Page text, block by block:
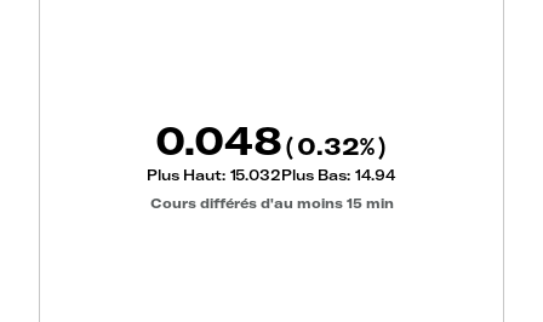
0.048(0.32%)
Plus Haut: 15.032Plus Bas: 14.94
Cours différés d'au moins 15 min